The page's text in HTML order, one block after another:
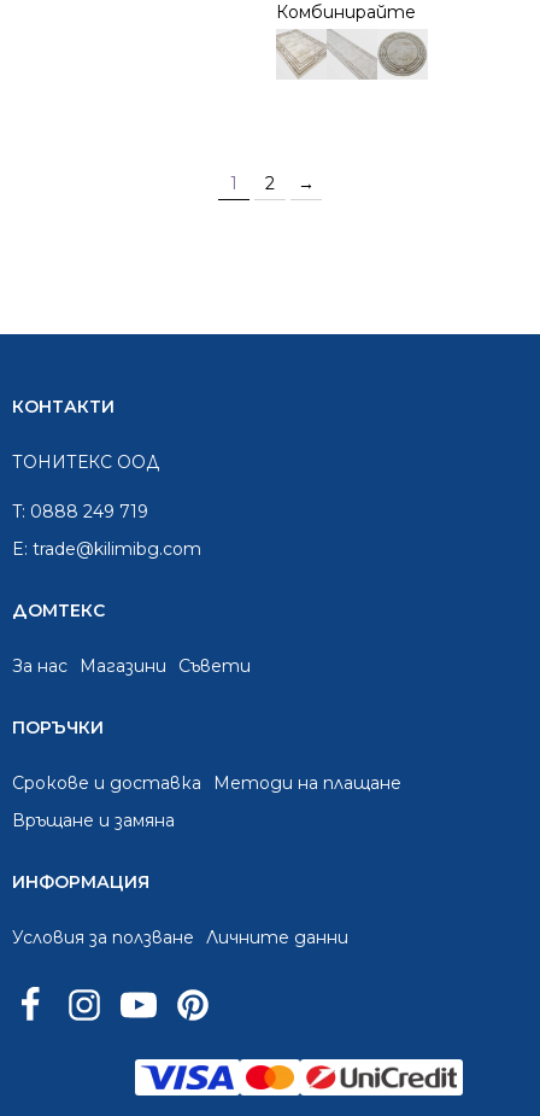
Комбинирайте
1 2 →
КОНТАКТИ
ТОНИТЕКС ООД
T: 0888 249 719
E: trade@kilimibg.com
ДОМТЕКС
За нас Mагазини Съвети
ПОРЪЧКИ
Срокове и доставка
Методи на плащане
Връщане и замяна
ИНФОРМАЦИЯ
Условия за ползване Личните данни